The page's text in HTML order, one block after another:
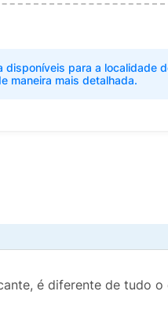
para a localidade
maneira mais detalhada.
é diferente de tudo o